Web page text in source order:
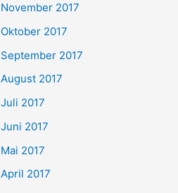
November 2017
Oktober 2017
September 2017
August 2017
Juli 2017
Juni 2017
Mai 2017
April 2017